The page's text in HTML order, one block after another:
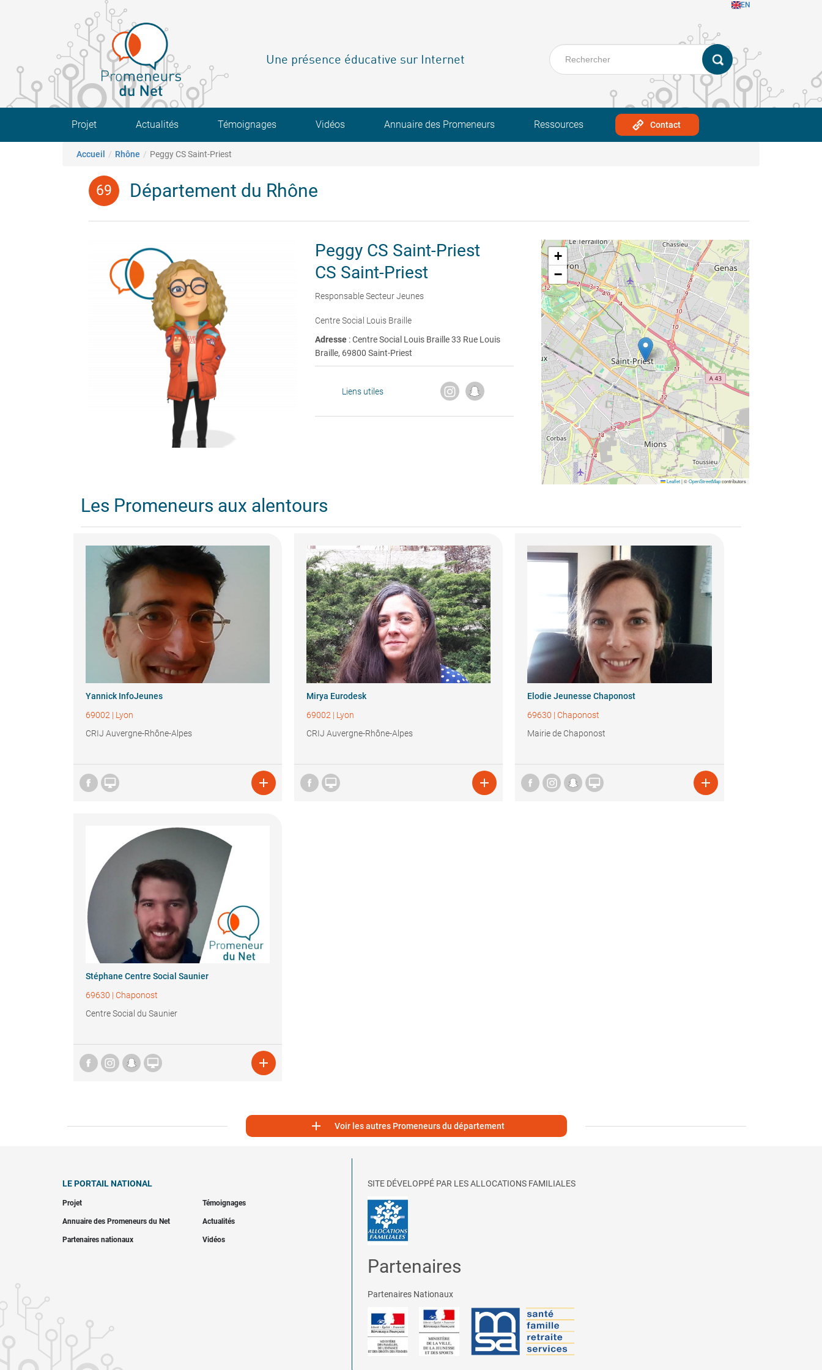
EN
Une présence éducative sur Internet
Main navigation
Projet Actualités Témoignages Vidéos Annuaire des Promeneurs Ressources Contact
Fil d'Ariane
Accueil Rhône Peggy CS Saint-Priest
Département du Rhône
Peggy CS Saint-Priest
CS Saint-Priest
Responsable Secteur Jeunes
Centre Social Louis Braille
Adresse : Centre Social Louis Braille 33 Rue Louis
Braille, 69800 Saint-Priest
Liens utiles
+
−
Leaflet |©OpenStreetMapcontributors
Les Promeneurs aux alentours
Yannick InfoJeunes
69002 | Lyon
CRIJ Auvergne-Rhône-Alpes
 
Mirya Eurodesk
69002 | Lyon
CRIJ Auvergne-Rhône-Alpes
 
Elodie Jeunesse Chaponost
69630 | Chaponost
Mairie de Chaponost
 
Stéphane Centre Social Saunier
69630 | Chaponost
Centre Social du Saunier
 
 Voir les autres Promeneurs du département
LE PORTAIL NATIONAL
Projet Témoignages
Annuaire des Promeneurs du Net Actualités
Partenaires nationaux Vidéos
SITE DÉVELOPPÉ PAR LES ALLOCATIONS FAMILIALES
Partenaires
Partenaires Nationaux